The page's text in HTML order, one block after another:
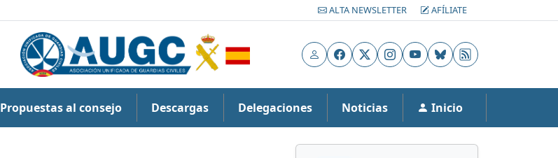
ALTA NEWSLETTER AFÍLIATE
UsuarioFacebook
X Instagram
YouTubeBluesky
RSS
Propuestas al consejo Descargas Delegaciones Noticias Inicio